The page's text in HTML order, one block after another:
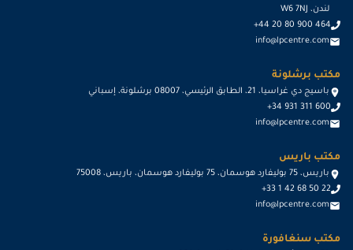
لندن، W6 7NJ
+44 20 80 900 464
info@lpcentre.com
مكتب برشلونة
باسيج دي غراسيا، 21، الطابق الرئيسي، 08007 برشلونة، إسباني
+34 931 311 600
info@lpcentre.com
مكتب باريس
باريس، 75 بوليفارد هوسمان، 75 بوليفارد هوسمان، باريس، 75008
+33 1 42 68 50 22
info@lpcentre.com
مكتب سنغافورة